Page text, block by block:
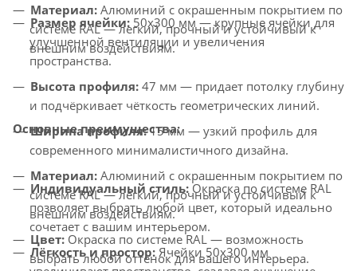
Материал: Алюминий с окрашенным покрытием по
системе RAL — легкий, прочный и устойчивый к
внешним воздействиям.
Размер ячейки: 50x300 мм — крупные ячейки для
улучшенной вентиляции и увеличения
пространства.
Высота профиля: 47 мм — придает потолку глубину
и подчёркивает чёткость геометрических линий.
Ширина профиля:15 мм — узкий профиль для
современного минималистичного дизайна.
Материал: Алюминий с окрашенным покрытием по
системе RAL — лёгкий, прочный и устойчивый к
внешним воздействиям.
Цвет: Окраска по системе RAL — возможность
выбрать любой оттенок для вашего интерьера.
Основные преимущества:
Индивидуальный стиль: Окраска по системе RAL
позволяет выбрать любой цвет, который идеально
сочетает с вашим интерьером.
Лёгкость и простор: Ячейки 50x300 мм